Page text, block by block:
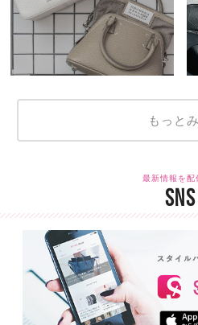
もっと
最新情報を配
SNS